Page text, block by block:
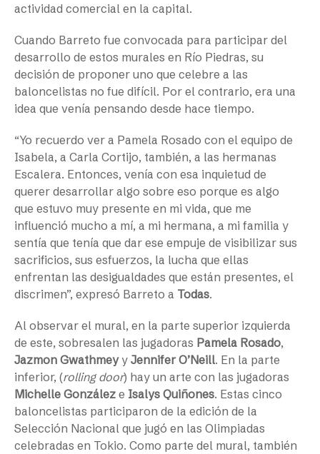
actividad comercial en la capital.
Cuando Barreto fue convocada para participar del
desarrollo de estos murales en Río Piedras, su
decisión de proponer uno que celebre a las
baloncelistas no fue difícil. Por el contrario, era una
idea que venía pensando desde hace tiempo.
“Yo recuerdo ver a Pamela Rosado con el equipo de
Isabela, a Carla Cortijo, también, a las hermanas
Escalera. Entonces, venía con esa inquietud de
querer desarrollar algo sobre eso porque es algo
que estuvo muy presente en mi vida, que me
influenció mucho a mí, a mi hermana, a mi familia y
sentía que tenía que dar ese empuje de visibilizar sus
sacrificios, sus esfuerzos, la lucha que ellas
enfrentan las desigualdades que están presentes, el
discrimen”, expresó Barreto a Todas.
Al observar el mural, en la parte superior izquierda
de este, sobresalen las jugadoras Pamela Rosado,
Jazmon Gwathmeyy Jennifer O’Neill. En la parte
inferior, (rolling door) hay un arte con las jugadoras
Michelle González e Isalys Quiñones. Estas cinco
baloncelistas participaron de la edición de la
Selección Nacional que jugó en las Olimpiadas
celebradas en Tokio. Como parte del mural, también